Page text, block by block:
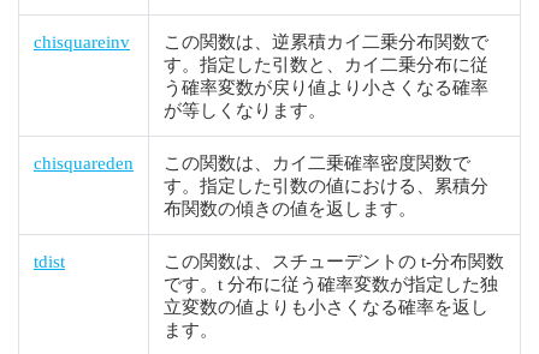
chisquareinv
この関数は、逆累積カイ二乗分布関数で
す。指定した引数と、カイ二乗分布に従
う確率変数が戻り値より小さくなる確率
が等しくなります。
chisquareden
この関数は、カイ二乗確率密度関数で
す。指定した引数の値における、累積分
布関数の傾きの値を返します。
tdist
この関数は、スチューデントの t-分布関数
です。t 分布に従う確率変数が指定した独
立変数の値よりも小さくなる確率を返し
ます。